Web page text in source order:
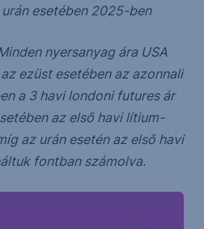
esetében 2025-ben
nyersanyag ára USA
ezüst esetében az azonnali
a 3 havi londoni futures ár
az első havi lítium-
az urán esetén az első havi
fontban számolva.